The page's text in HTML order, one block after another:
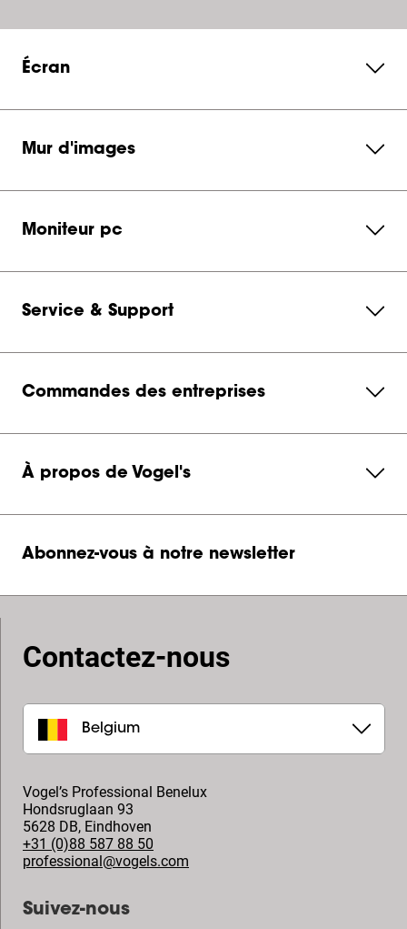
Écran
Mur d'images
Moniteur pc
Service & Support
Commandes des entreprises
À propos de Vogel's
Abonnez-vous à notre newsletter
Contactez-nous
Belgium
Vogel’s Professional Benelux
Hondsruglaan 93
5628 DB, Eindhoven
+31 (0)88 587 88 50
professional@vogels.com
Suivez-nous